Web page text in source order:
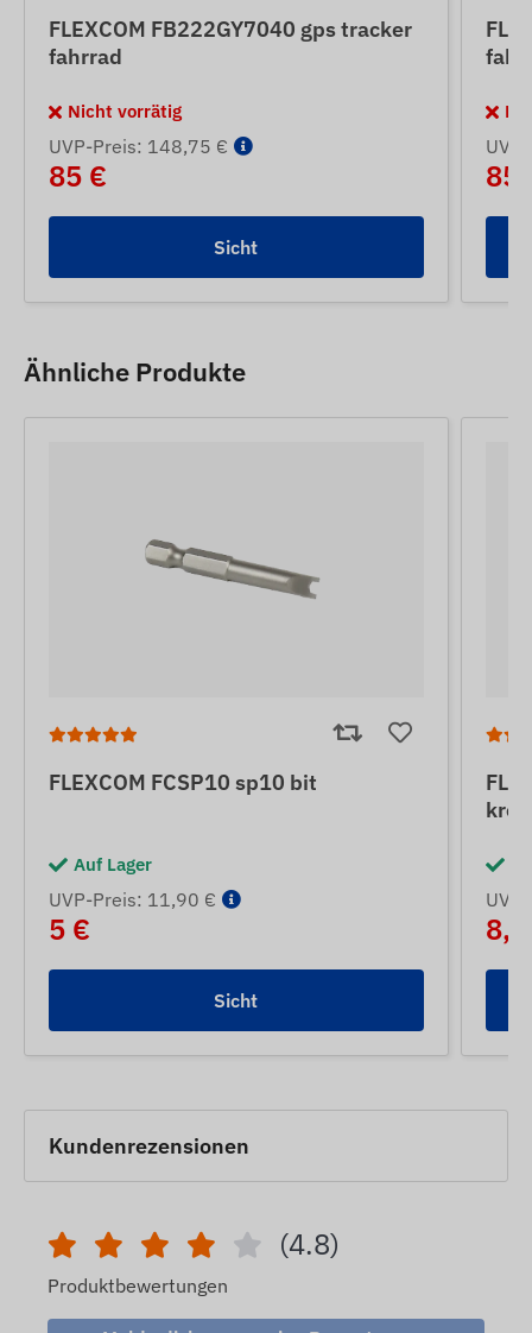
FLEXCOM FB222GY7040 gps tracker
fahrrad
Nicht vorrätig
UVP-Preis: 148,75 €
85 €
Sicht
85
Ähnliche Produkte
FLEXCOM FCSP10 sp10 bit
Auf Lager
UVP-Preis: 11,90 €
5 €
Sicht
Kundenrezensionen
(4.8)
Produktbewertungen